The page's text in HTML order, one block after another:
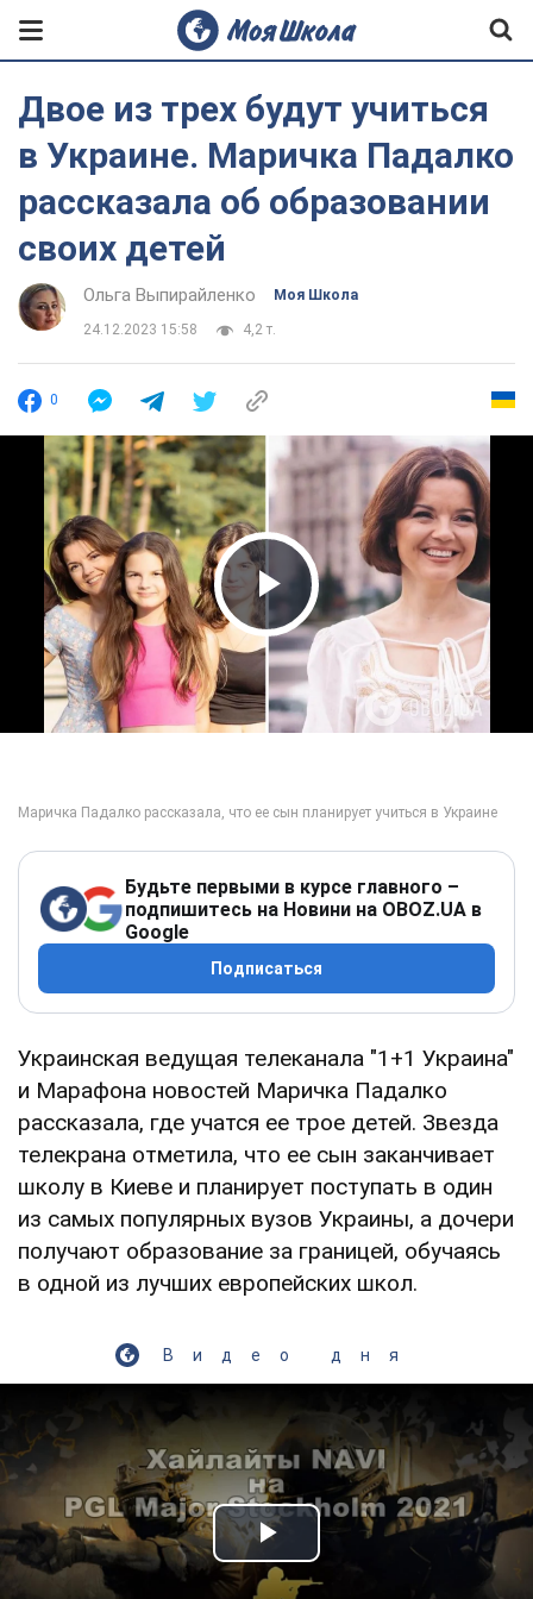
Двое из трех будут учиться
в Украине. Маричка Падалко
рассказала об образовании
своих детей
Ольга Выпирайленко Моя Школа
24.12.2023 15:58 4,2 т.
0
Play Video
Будьте первыми в курсе главного –
подпишитесь на Новини на OBOZ.UA в
Google
Подписаться
Украинская ведущая телеканала "1+1 Украина"
и Марафона новостей Маричка Падалко
рассказала, где учатся ее трое детей. Звезда
телекрана отметила, что ее сын заканчивает
школу в Киеве и планирует поступать в один
из самых популярных вузов Украины, а дочери
получают образование за границей, обучаясь
в одной из лучших европейских школ.
Видео дня
Play Video